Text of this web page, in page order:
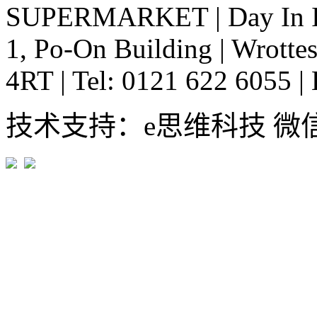
SUPERMARKET | Day In
1, Po-On Building |
4RT | Tel: 0121 622 6055 |
技术支持：e思维科技 微